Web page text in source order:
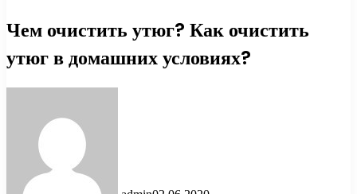
Чем очистить утюг? Как очистить
утюг в домашних условиях?